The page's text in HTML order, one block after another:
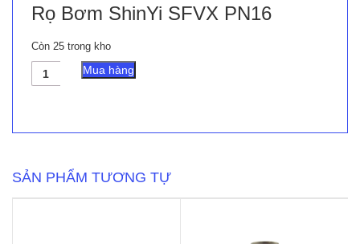
Rọ Bơm ShinYi SFVX PN16
Còn 25 trong kho
Rọ
Bơm
Mua hàng
SẢN PHẨM TƯƠNG TỰ